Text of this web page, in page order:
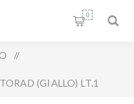
0
/
(GIALLO) LT.1